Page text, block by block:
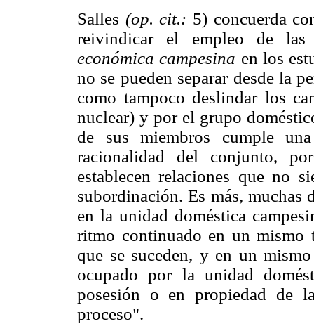
Salles (op. cit.: 5) concuerda
reivindicar el empleo de
económica campesina en los
no se pueden separar desde la
como tampoco deslindar los
nuclear) y por el grupo
de sus miembros cumple
racionalidad del conjunto,
establecen relaciones que no
subordinación. Es más, muchas
en la unidad doméstica
ritmo continuado en un mismo
que se suceden, y en un
ocupado por la unidad
posesión o en propiedad de
proceso".